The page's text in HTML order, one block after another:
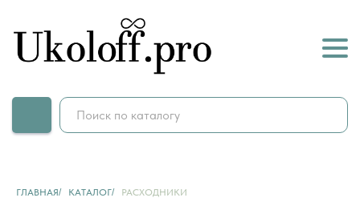
ГЛАВНАЯ/ КАТАЛОГ/ РАСХОДНИКИ